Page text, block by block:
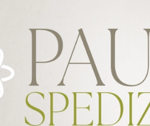
bevande;
una cena elegante;
il lavaggio in